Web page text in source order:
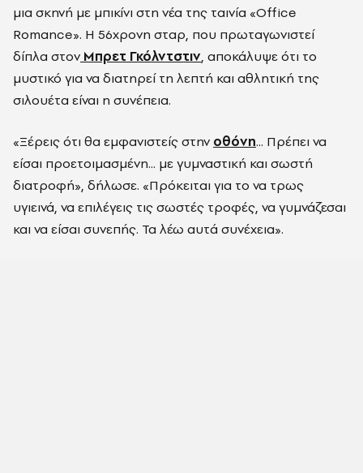
μια σκηνή με μπικίνι στη νέα της ταινία «Office
Romance». Η 56χρονη σταρ, που πρωταγωνιστεί
δίπλα στον Μπρετ Γκόλντστιν, αποκάλυψε ότι το
μυστικό για να διατηρεί τη λεπτή και αθλητική της
σιλουέτα είναι η συνέπεια.
«Ξέρεις ότι θα εμφανιστείς στην οθόνη... Πρέπει να
είσαι προετοιμασμένη... με γυμναστική και σωστή
διατροφή», δήλωσε. «Πρόκειται για το να τρως
υγιεινά, να επιλέγεις τις σωστές τροφές, να γυμνάζεσαι
και να είσαι συνεπής. Τα λέω αυτά συνέχεια».